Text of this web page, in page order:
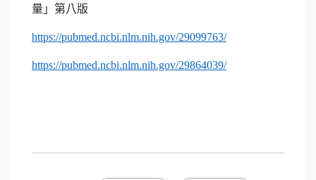
量」第八版
https://pubmed.ncbi.nlm.nih.gov/29099763/
https://pubmed.ncbi.nlm.nih.gov/29864039/